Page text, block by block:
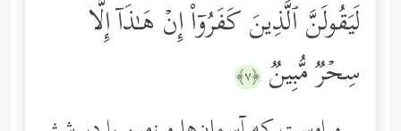
لَیَقُولَنَّ ٱلَّذِینَ كَفَرُوۤاْ إِنۡ هَـٰذَاۤ إِلَّا
سِحۡرࣱ مُّبِینࣱ ﴿٧﴾